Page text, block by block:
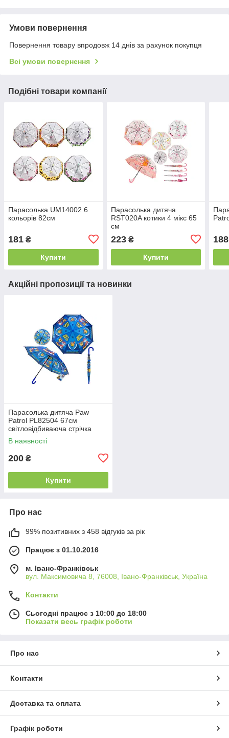
Умови повернення
Повернення товару впродовж 14 днів за рахунок покупця
Всі умови повернення
Подібні товари компанії
Парасолька UM14002 6
кольорів 82см
181 ₴
Купити
Парасолька дитяча
RST020A котики 4 мікс 65
см
223₴
Купити
188
Акційні пропозиції та новинки
Парасолька дитяча Paw
Patrol PL82504 67см
світловідбиваюча стрічка
В наявності
200 ₴
Купити
Про нас
99% позитивних з 458 відгуків за рік
Працює з 01.10.2016
м. Івано-Франківськ
вул. Максимовича 8, 76008, Івано-Франківськ, Україна
Контакти
Сьогодні працює з 10:00 до 18:00
Показати весь графік роботи
Про нас
Контакти
Доставка та оплата
Графік роботи